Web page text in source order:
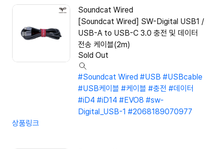
Soundcat Wired
[Soundcat Wired] SW-Digital USB1 /
USB-A to USB-C 3.0 충전 및 데이터
전송 케이블(2m)
Sold Out
#Soundcat Wired #USB #USBcable
#USB케이블 #케이블 #충전 #데이터
#iD4 #iD14 #EVO8 #sw-
Digital_USB-1 #2068189070977
상품링크